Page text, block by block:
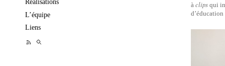
Réalisations
L’équipe
Liens
à clips qui
d’éducation